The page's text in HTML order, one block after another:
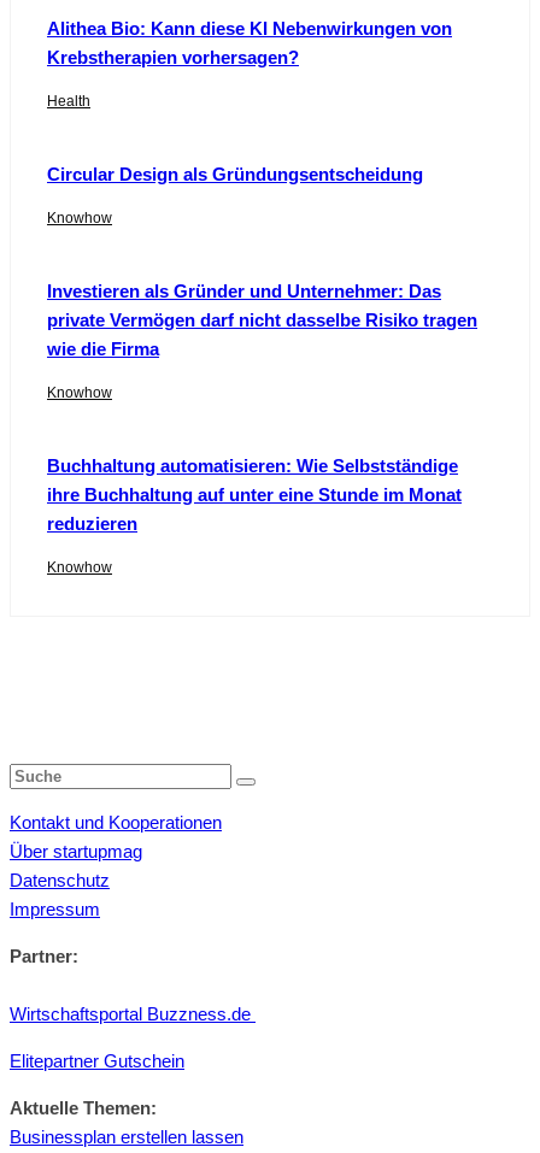
Alithea Bio: Kann diese KI Nebenwirkungen von
Krebstherapien vorhersagen?
Health
Circular Design als Gründungsentscheidung
Knowhow
Investieren als Gründer und Unternehmer: Das
private Vermögen darf nicht dasselbe Risiko tragen
wie die Firma
Knowhow
Buchhaltung automatisieren: Wie Selbstständige
ihre Buchhaltung auf unter eine Stunde im Monat
reduzieren
Knowhow
Kontakt und Kooperationen
Über startupmag
Datenschutz
Impressum
Partner:
Wirtschaftsportal Buzzness.de
Elitepartner Gutschein
Aktuelle Themen:
Businessplan erstellen lassen